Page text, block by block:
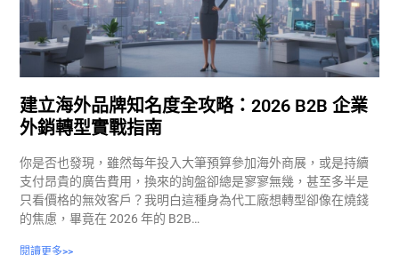
建立海外品牌知名度全攻略：2026 B2B 企業
外銷轉型實戰指南
你是否也發現，雖然每年投入大筆預算參加海外商展，或是持續
支付昂貴的廣告費用，換來的詢盤卻總是寥寥無幾，甚至多半是
只看價格的無效客戶？我明白這種身為代工廠想轉型卻像在燒錢
的焦慮，畢竟在 2026 年的 B2B…
閱讀更多>>